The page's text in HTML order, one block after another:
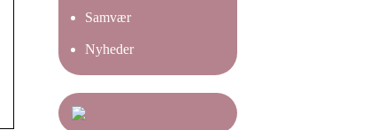
Samvær
Nyheder